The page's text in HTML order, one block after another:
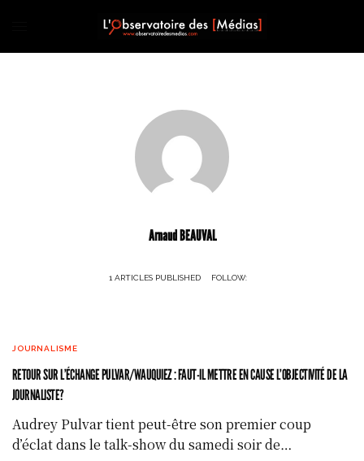
Arnaud BEAUVAL
1 ARTICLES PUBLISHED FOLLOW:
JOURNALISME
RETOUR SUR L’ÉCHANGE PULVAR/WAUQUIEZ : FAUT-IL METTRE EN CAUSE L’OBJECTIVITÉ DE LA
JOURNALISTE?
Audrey Pulvar tient peut-être son premier coup
d’éclat dans le talk-show du samedi soir de…